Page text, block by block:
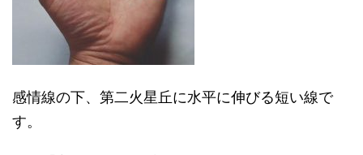
感情線の下、第二火星丘に水平に伸びる短い線で
す。